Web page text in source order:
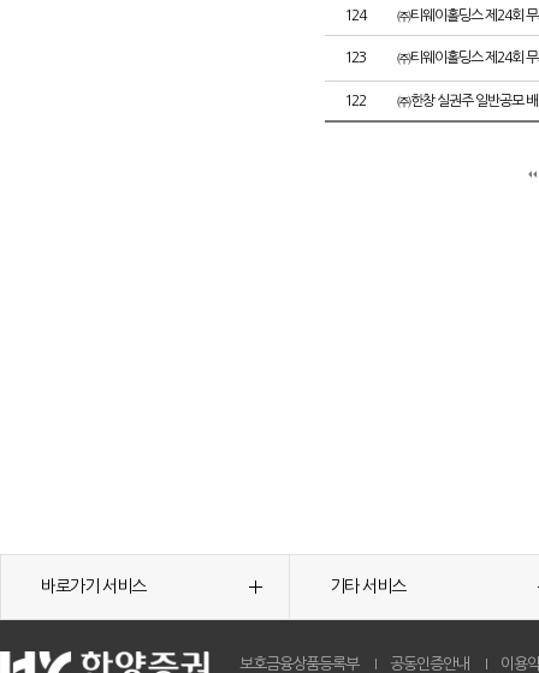
124 ㈜티웨이홀딩스 제24회
123 ㈜티웨이홀딩스 제24회
122 ㈜한창 실권주 일반공모
바로가기 서비스 기타 서비스
보호금융상품등록부 공동인증안내 이용